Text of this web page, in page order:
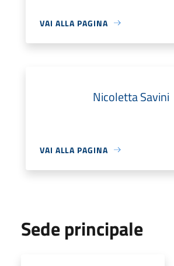
VAI ALLA PAGINA
Nicoletta Savini
VAI ALLA PAGINA
Sede principale